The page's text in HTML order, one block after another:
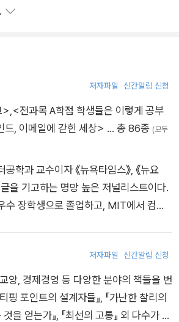
저자파일 신간알림 신청
> <전과목 A학점 학생들은 이렇게 공부
드, 이메일에 갇힌 세상> … 총 86종 (모두
학과 교수이자 《뉴욕타임스》, 《뉴요
글을 기고하는 명망 높은 저널리스트이다.
수 장학생으로 졸업하고, MIT에서 컴퓨
터공학을 연구하는 과학자이면서 동시에
회에서의 집중력과 몰입의 가치, 그리고
들과 소통하는 일에도 열정을 기울이고
《뉴요커》에 발표한 “이제는 느린 생산
저자파일 신간알림 신청
양, 경제경영 등 다양한 분야의 책들을 번
핑 포인트의 설계자들』, 『가난한 찰리의
을 얻는가』, 『최선의 고통』 외 다수가 있